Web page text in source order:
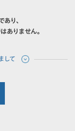
り、
ありません。